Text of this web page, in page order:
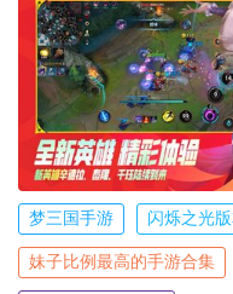
梦三国手游 闪烁之光
妹子比例最高的手游合集